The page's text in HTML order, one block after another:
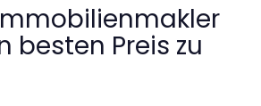
besten Preis zu